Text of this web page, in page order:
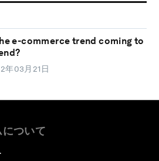
e-commerce trend coming to
年03月21日
ついて